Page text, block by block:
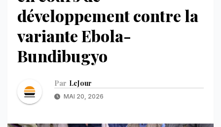
développement contre la
variante Ebola-
Bundibugyo
Par LeJour
MAI 20, 2026